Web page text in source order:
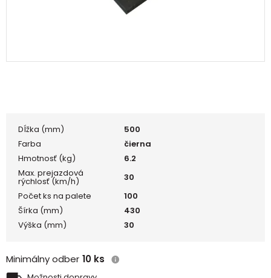
Dĺžka (mm)
500
Farba
čierna
Hmotnosť (kg)
6.2
Max. prejazdová
rýchlosť (km/h)
30
Počet ks na palete
100
Šírka (mm)
430
Výška (mm)
30
Minimálny odber 10 ks